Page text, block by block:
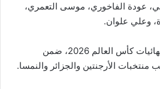
عودة الفاخوري، موسى التعمري،
وعلي علوان.
ويشارك منتخب النشامى بنهائيات كأس العالم 2026، ضمن
الأرجنتين والجزائر والنمسا.